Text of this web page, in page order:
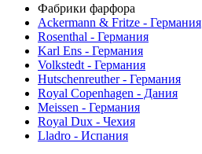
Фабрики фарфора
Ackermann & Fritze - Германия
Rosenthal - Германия
Karl Ens - Германия
Volkstedt - Германия
Hutschenreuther - Германия
Royal Copenhagen - Дания
Meissen - Германия
Royal Dux - Чехия
Lladro - Испания